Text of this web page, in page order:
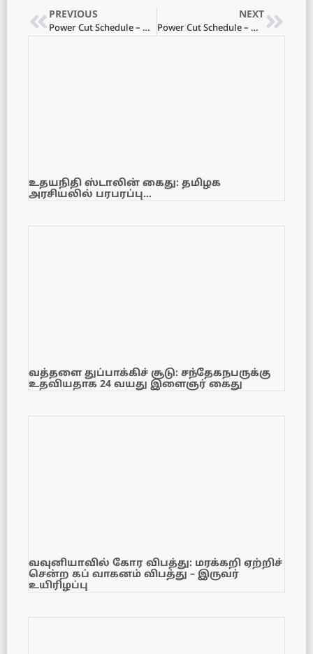
PREVIOUS
Power Cut Schedule – மின்வெட்டு அட்டவணை 06.07.2022
NEXT
Power Cut Schedule – மின்வெட்டு அட்டவணை 07.07.2022
உதயநிதி ஸ்டாலின் கைது: தமிழக
அரசியலில் பரபரப்பு…
வத்தளை துப்பாக்கிச் சூடு: சந்தேகநபருக்கு
உதவியதாக 24 வயது இளைஞர் கைது
வவுனியாவில் கோர விபத்து: மரக்கறி ஏற்றிச்
சென்ற கப் வாகனம் விபத்து – இருவர்
உயிரிழப்பு